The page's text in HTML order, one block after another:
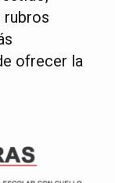
rubros
ofrecer la